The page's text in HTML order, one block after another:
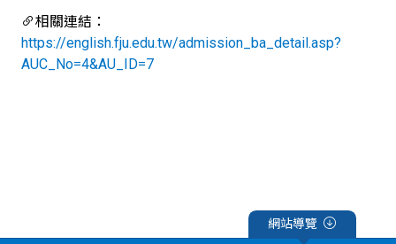
相關連結：
https://english.fju.edu.tw/admission_ba_detail.asp?
AUC_No=4&AU_ID=7
網站導覽